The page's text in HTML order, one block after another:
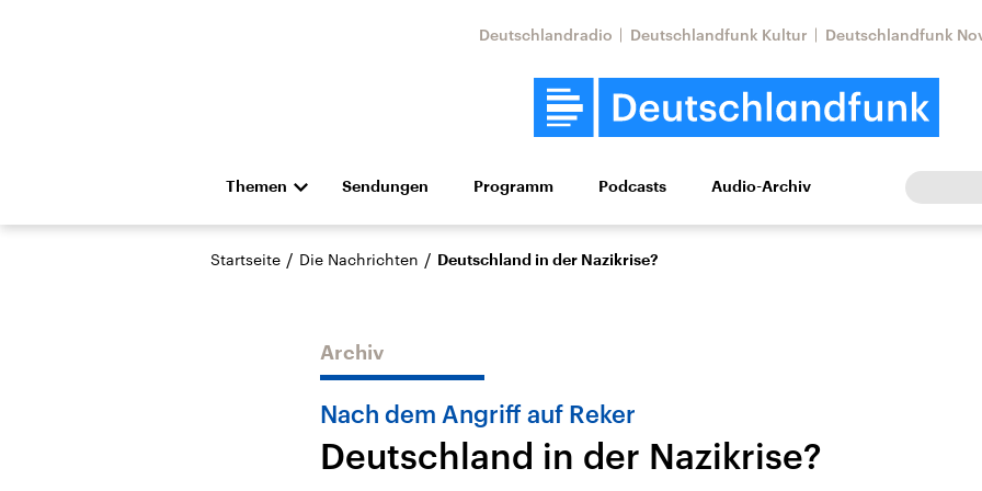
Deutschlandradio Deutschlandfunk Kultur Deutschlandfunk
Themen
Die Nachrichten Politik Wirtschaft Wissen Kultur Europa
Hörspiel und Feature Musik
Landtagswahl Sachsen-
USA
Nahostkonflikt
Sendungen Programm Podcasts Audio-Archiv
Startseite / Die Nachrichten / Deutschland in der Nazikrise?
Archiv
Nach dem Angriff auf Reker
Deutschland in der Nazikrise?